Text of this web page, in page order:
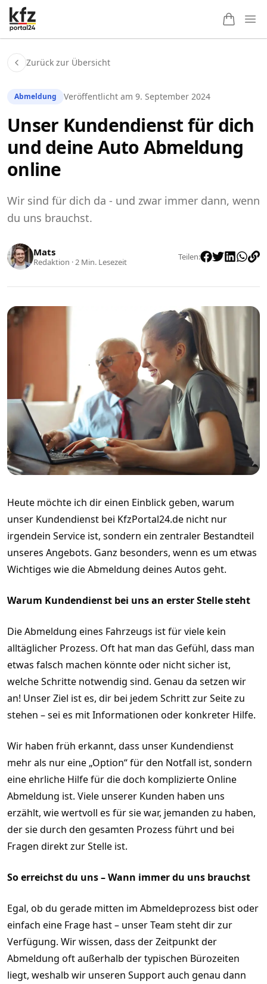
Zurück zur Übersicht
Abmeldung Veröffentlicht am 9. September 2024
Unser Kundendienst für dich
und deine Auto Abmeldung
online
Wir sind für dich da - und zwar immer dann, wenn
du uns brauchst.
Mats
Redaktion ·2 Min. Lesezeit
Teilen:
Heute möchte ich dir einen Einblick geben, warum
unser Kundendienst bei KfzPortal24.de nicht nur
irgendein Service ist, sondern ein zentraler Bestandteil
unseres Angebots. Ganz besonders, wenn es um etwas
Wichtiges wie die Abmeldung deines Autos geht.
Warum Kundendienst bei uns an erster Stelle steht
Die Abmeldung eines Fahrzeugs ist für viele kein
alltäglicher Prozess. Oft hat man das Gefühl, dass man
etwas falsch machen könnte oder nicht sicher ist,
welche Schritte notwendig sind. Genau da setzen wir
an! Unser Ziel ist es, dir bei jedem Schritt zur Seite zu
stehen – sei es mit Informationen oder konkreter Hilfe.
Wir haben früh erkannt, dass unser Kundendienst
mehr als nur eine „Option“ für den Notfall ist, sondern
eine ehrliche Hilfe für die doch komplizierte Online
Abmeldung ist. Viele unserer Kunden haben uns
erzählt, wie wertvoll es für sie war, jemanden zu haben,
der sie durch den gesamten Prozess führt und bei
Fragen direkt zur Stelle ist.
So erreichst du uns – Wann immer du uns brauchst
Egal, ob du gerade mitten im Abmeldeprozess bist oder
einfach eine Frage hast – unser Team steht dir zur
Verfügung. Wir wissen, dass der Zeitpunkt der
Abmeldung oft außerhalb der typischen Bürozeiten
liegt, weshalb wir unseren Support auch genau dann